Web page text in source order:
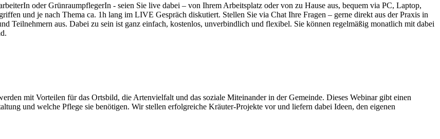
oder GrünraumpflegerIn - seien Sie live dabei – von Ihrem Arbeitsplatz oder von zu Hause aus, bequem via PC, Laptop,
und je nach Thema ca. 1h lang im LIVE Gespräch diskutiert. Stellen Sie via Chat Ihre Fragen – gerne direkt aus der Praxis in
Teilnehmern aus. Dabei zu sein ist ganz einfach, kostenlos, unverbindlich und flexibel. Sie können regelmäßig monatlich mit dabei
mit Vorteilen für das Ortsbild, die Artenvielfalt und das soziale Miteinander in der Gemeinde. Dieses Webinar gibt einen
und welche Pflege sie benötigen. Wir stellen erfolgreiche Kräuter-Projekte vor und liefern dabei Ideen, den eigenen